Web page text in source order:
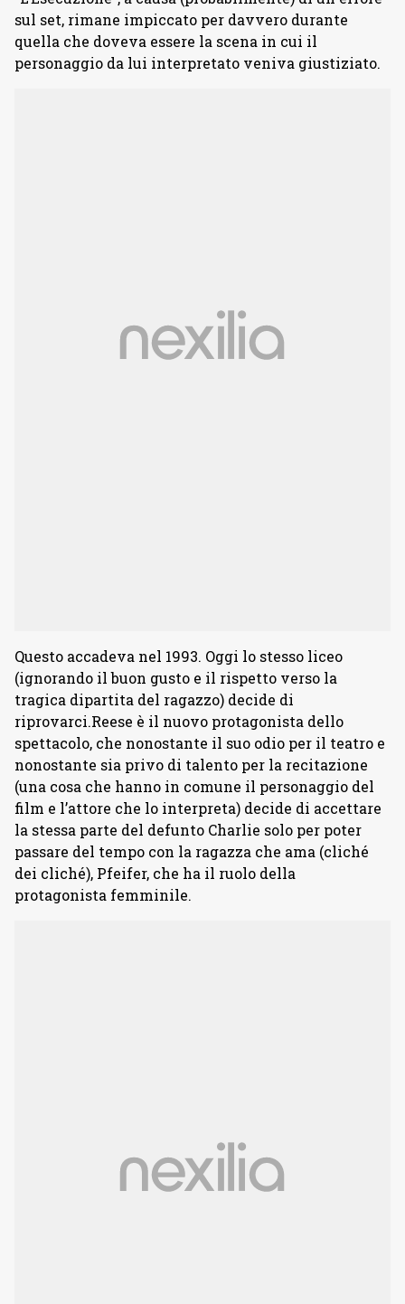
sul set, rimane impiccato per davvero durante
quella che doveva essere la scena in cui il
personaggio da lui interpretato veniva giustiziato.
Questo accadeva nel 1993. Oggi lo stesso liceo
(ignorando il buon gusto e il rispetto verso la
tragica dipartita del ragazzo) decide di
riprovarci.Reese è il nuovo protagonista dello
spettacolo, che nonostante il suo odio per il teatro e
nonostante sia privo di talento per la recitazione
(una cosa che hanno in comune il personaggio del
film e l’attore che lo interpreta) decide di accettare
la stessa parte del defunto Charlie solo per poter
passare del tempo con la ragazza che ama (cliché
dei cliché), Pfeifer, che ha il ruolo della
protagonista femminile.